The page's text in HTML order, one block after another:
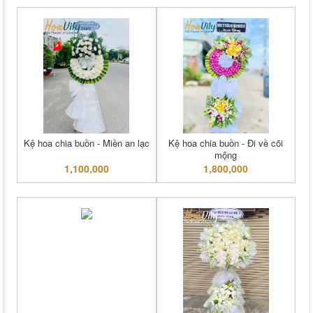
Kệ hoa chia buồn - Miền an lạc
1,100,000
Kệ hoa chia buồn - Đi về cõi
mộng
1,800,000